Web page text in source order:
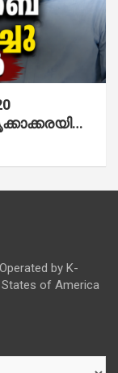
രണ്ടുപേര്‍
by K-
of America